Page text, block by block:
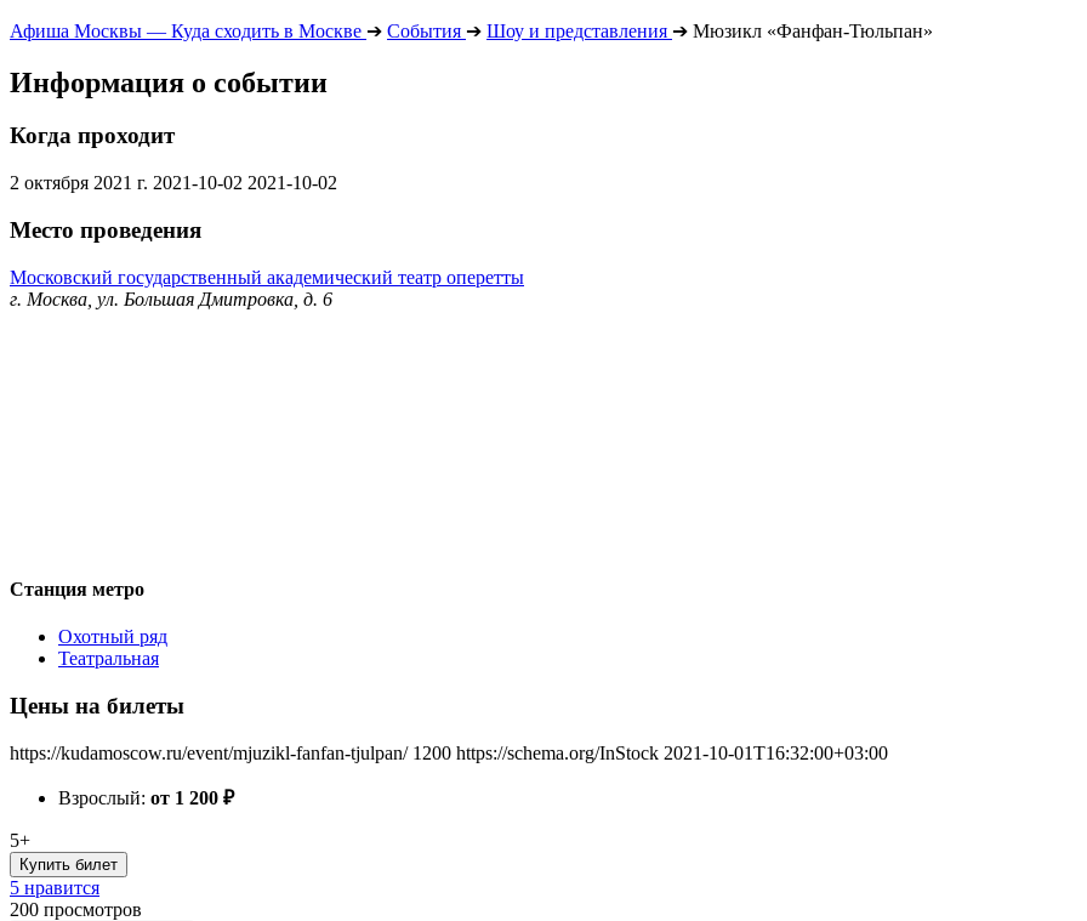
Афиша Москвы — Куда сходить в Москве ➔ События ➔ Шоу и представления ➔ Мюзикл «Фанфан-Тюльпан»
Информация о событии
Когда проходит
2 октября 2021 г. 2021-10-02 2021-10-02
Место проведения
Московский государственный академический театр оперетты
г. Москва, ул. Большая Дмитровка, д. 6
Станция метро
Охотный ряд
Театральная
Цены на билеты
https://kudamoscow.ru/event/mjuzikl-fanfan-tjulpan/ 1200 https://schema.org/InStock 2021-10-01T16:32:00+03:00
Взрослый: от 1 200 ₽
5+
Купить билет
5 нравится
200 просмотров